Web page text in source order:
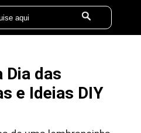
Dia das
e Ideias DIY